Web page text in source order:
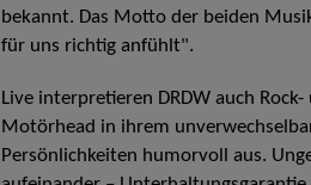
bekannt. Das Motto der beiden
für uns richtig anfühlt".
Live interpretieren DRDW auch
Motörhead in ihrem
Persönlichkeiten humorvoll aus.